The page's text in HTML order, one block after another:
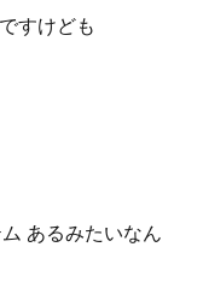
すけども
あるみたいなん